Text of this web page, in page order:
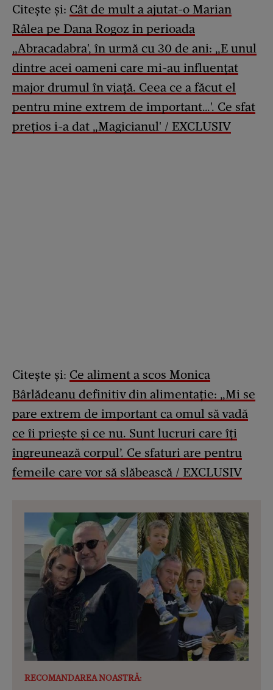
Citește și: Cât de mult a ajutat-o Marian
Râlea pe Dana Rogoz în perioada
„Abracadabra', în urmă cu 30 de ani: „E unul
dintre acei oameni care mi-au influențat
major drumul în viață. Ceea ce a făcut el
pentru mine extrem de important…'. Ce sfat
prețios i-a dat „Magicianul' / EXCLUSIV
Citește și: Ce aliment a scos Monica
Bârlădeanu definitiv din alimentație: „Mi se
pare extrem de important ca omul să vadă
ce îi priește și ce nu. Sunt lucruri care îți
îngreunează corpul’. Ce sfaturi are pentru
femeile care vor să slăbească / EXCLUSIV
RECOMANDAREA NOASTRĂ: